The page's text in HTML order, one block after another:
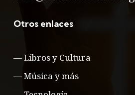
Otros enlaces
—Libros y Cultura
—Música y más